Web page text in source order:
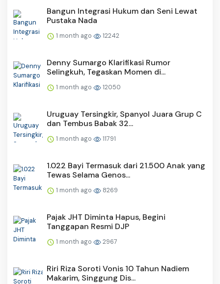
Bangun Integrasi Hukum dan Seni Lewat
Pustaka Nada
1 month ago 12242
Denny Sumargo Klarifikasi Rumor
Selingkuh, Tegaskan Momen di...
1 month ago 12050
Uruguay Tersingkir, Spanyol Juara Grup C
dan Tembus Babak 32...
1 month ago 11791
1.022 Bayi Termasuk dari 21.500 Anak yang
Tewas Selama Genos...
1 month ago 8269
Pajak JHT Diminta Hapus, Begini
Tanggapan Resmi DJP
1 month ago 2967
Riri Riza Soroti Vonis 10 Tahun Nadiem
Makarim, Singgung Dis...